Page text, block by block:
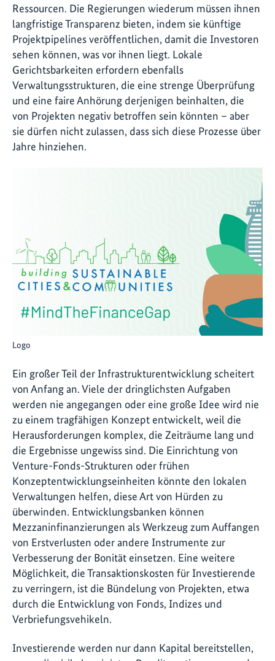
Ressourcen. Die Regierungen wiederum müssen ihnen
langfristige Transparenz bieten, indem sie künftige
Projektpipelines veröffentlichen, damit die Investoren
sehen können, was vor ihnen liegt. Lokale
Gerichtsbarkeiten erfordern ebenfalls
Verwaltungsstrukturen, die eine strenge Überprüfung
und eine faire Anhörung derjenigen beinhalten, die
von Projekten negativ betroffen sein könnten – aber
sie dürfen nicht zulassen, dass sich diese Prozesse über
Jahre hinziehen.
Logo
Ein großer Teil der Infrastrukturentwicklung scheitert
von Anfang an. Viele der dringlichsten Aufgaben
werden nie angegangen oder eine große Idee wird nie
zu einem tragfähigen Konzept entwickelt, weil die
Herausforderungen komplex, die Zeiträume lang und
die Ergebnisse ungewiss sind. Die Einrichtung von
Venture-Fonds-Strukturen oder frühen
Konzeptentwicklungseinheiten könnte den lokalen
Verwaltungen helfen, diese Art von Hürden zu
überwinden. Entwicklungsbanken können
Mezzaninfinanzierungen als Werkzeug zum Auffangen
von Erstverlusten oder andere Instrumente zur
Verbesserung der Bonität einsetzen. Eine weitere
Möglichkeit, die Transaktionskosten für Investierende
zu verringern, ist die Bündelung von Projekten, etwa
durch die Entwicklung von Fonds, Indizes und
Verbriefungsvehikeln.
Investierende werden nur dann Kapital bereitstellen,